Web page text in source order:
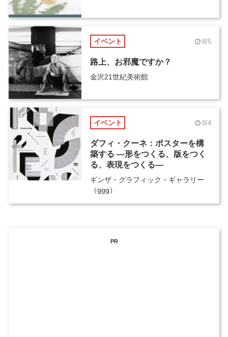
イベント 8/5
路上、お邪魔ですか？
金沢21世紀美術館
イベント 8/4
ダフィ・クーネ：ポスターを構
築する ―形をつくる、版をつく
る、表現をつくる―
ギンザ・グラフィック・ギャラリー
（ggg）
PR